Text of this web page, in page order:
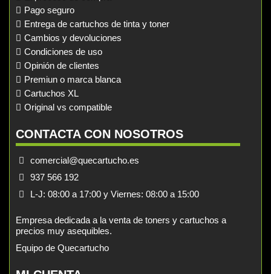
Pago seguro
Entrega de cartuchos de tinta y toner
Cambios y devoluciones
Condiciones de uso
Opinión de clientes
Premiun o marca blanca
Cartuchos XL
Original vs compatible
CONTACTA CON NOSOTROS
comercial@quecartucho.es
937 566 192
L-J: 08:00 a 17:00 y Viernes: 08:00 a 15:00
Empresa dedicada a la venta de toners y cartuchos a
precios muy asequibles.
Equipo de Quecartucho